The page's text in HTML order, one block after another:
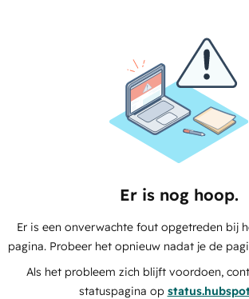
Er is nog hoop.
Er is een onverwachte fout opgetreden bij
pagina. Probeer het opnieuw nadat je de
Als het probleem zich blijft voordoen,
statuspagina op